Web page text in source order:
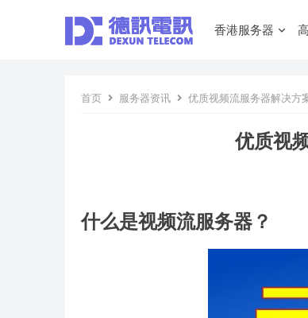
香港服务器
首页 服务器资讯 优质视频流服务器解决方
优质视
什么是视频流服务器？